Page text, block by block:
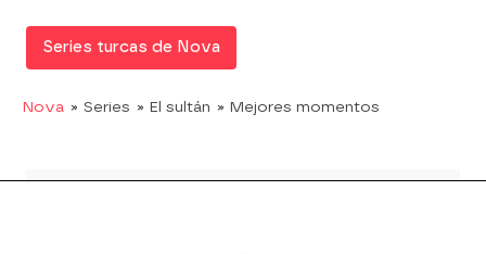
Series turcas de Nova
Nova » Series » El sultán » Mejores momentos